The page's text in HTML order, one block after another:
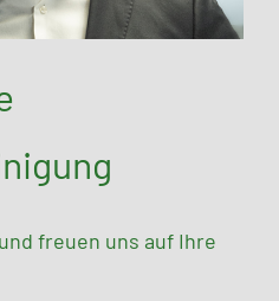
freuen uns auf Ihre